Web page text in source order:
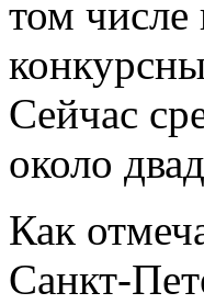
том
Сейчас
около
Как
Санкт-